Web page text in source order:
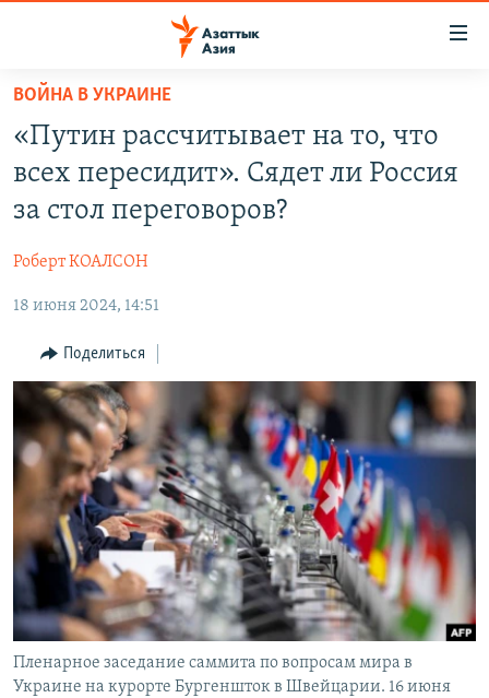
Вернуться
основному
содержанию
главной
навигации
Вернутся
поиску
КАЗАХСТАН
ТАДЖИКИСТАН
НОВОСТИ
ВОЙНА В УКРАИНЕ
ҚАЗАҚША
КЫРГЫЗЧА
ЎЗБЕКЧА
ТОҶИКӢ
TÜRKMENÇE
Все сайты РСЕ/РС
ВОЙНА В УКРАИНЕ
«Путин рассчитывает на то, что
всех пересидит». Сядет ли Россия
за стол переговоров?
Роберт КОАЛСОН
18 июня 2024, 14:51
Поделиться
Пленарное заседание саммита по вопросам мира в
Украине на курорте Бургеншток в Швейцарии. 16 июня